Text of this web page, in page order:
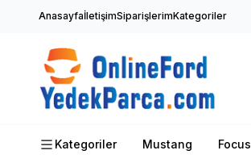
AnasayfaİletişimSiparişlerimKategoriler
Kategoriler Mustang Focus